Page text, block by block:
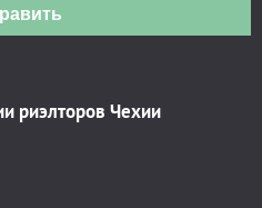
риэлторов Чехии